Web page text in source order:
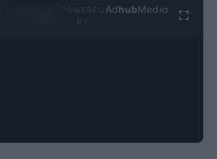
Ad hubMedia